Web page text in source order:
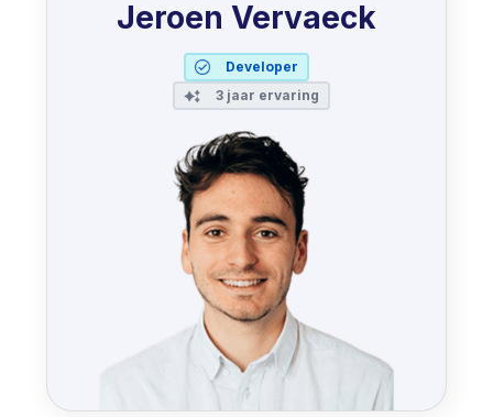
Jeroen Vervaeck
Developer
3 jaar ervaring